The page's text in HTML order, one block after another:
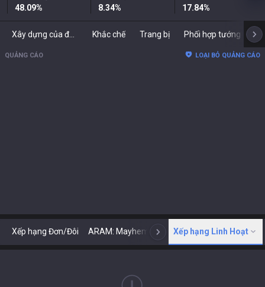
48.09% 8.34% 17.84%
Khắc chế Trang bị Phối hợp tướng
QUẢNG CÁO LOẠI BỎ QUẢNG CÁO
Xếp hạng Đơn/Đôi ARAM: Mayhem Cổ điển N ARENA
Xếp hạng Linh Hoạt